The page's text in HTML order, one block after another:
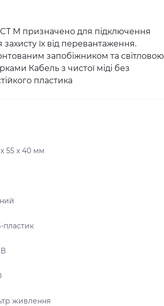
M призначено для підключення
їх від перевантаження.
запобіжником та світловою
Кабель з чистої міді без
пластика
55 х 40 мм
пластик
живлення